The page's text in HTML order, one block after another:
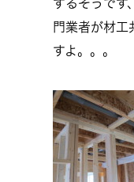
するそうです
門業者が材工
すよ。。。